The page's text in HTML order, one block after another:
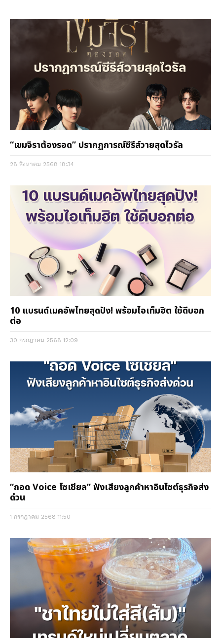
“เขมจิราต้องรอด” ปรากฏการณ์ซีรีส์วายสุดไวรัล
28 สิงหาคม 2568 18:34
10 แบรนด์เมคอัพไทยสุดปัง! พร้อมไอเท็มฮิต ใช้ดีบอก
ต่อ
30 กรกฎาคม 2568 12:09
“ถอด Voice โซเชียล” ฟังเสียงลูกค้าหาอินไซต์ธุรกิจส่ง
ด่วน
1 กรกฎาคม 2568 11:50